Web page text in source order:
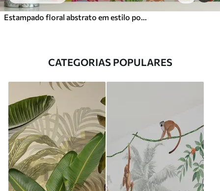
CATEGORIAS POPULARES